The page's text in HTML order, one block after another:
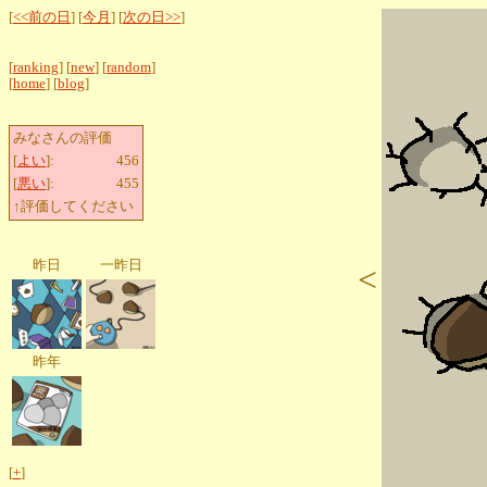
[<<前の日 ] [今月 ] [次の日>>]
[ranking] [new] [random]
[home] [blog]
みなさんの評価
[よい]:
456
[悪い]:
455
↑評価してください
昨日 一昨日
昨年
[+]
<